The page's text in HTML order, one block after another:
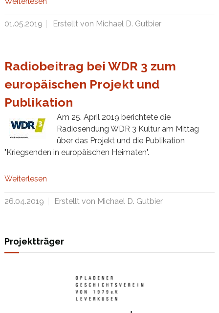
01.05.2019 Erstellt von Michael D. Gutbier
Radiobeitrag bei WDR 3 zum
europäischen Projekt und
Publikation
Am 25. April 2019 berichtete die
Radiosendung WDR 3 Kultur am Mittag
über das Projekt und die Publikation
"Kriegsenden in europäischen Heimaten".
Weiterlesen
26.04.2019 Erstellt von Michael D. Gutbier
Projektträger